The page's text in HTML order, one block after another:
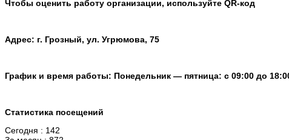
Чтобы оценить работу организации, используйте QR-код
Адрес: г. Грозный, ул. Угрюмова, 75
График и время работы: Понедельник — пятница: с 09:00 до
Статистика посещений
Сегодня : 142